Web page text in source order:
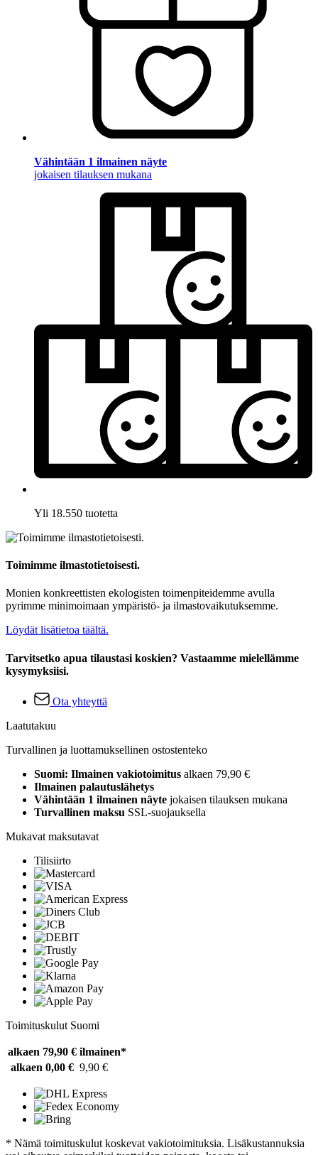
Vähintään 1 ilmainen näyte
jokaisen tilauksen mukana
Yli 18.550 tuotetta
Toimimme ilmastotietoisesti.
Monien konkreettisten ekologisten toimenpiteidemme avulla
pyrimme minimoimaan ympäristö- ja ilmastovaikutuksemme.
Löydät lisätietoa täältä.
Tarvitsetko apua tilaustasi koskien? Vastaamme mielellämme
kysymyksiisi.
Ota yhteyttä
Laatutakuu
Turvallinen ja luottamuksellinen ostostenteko
Suomi: Ilmainen vakiotoimitus alkaen 79,90 €
Ilmainen palautuslähetys
Vähintään 1 ilmainen näyte jokaisen tilauksen mukana
Turvallinen maksu SSL-suojauksella
Mukavat maksutavat
Tilisiirto
Toimituskulut Suomi
alkaen 79,90 € ilmainen*
alkaen 0,00 € 9,90 €
* Nämä toimituskulut koskevat vakiotoimituksia. Lisäkustannuksia